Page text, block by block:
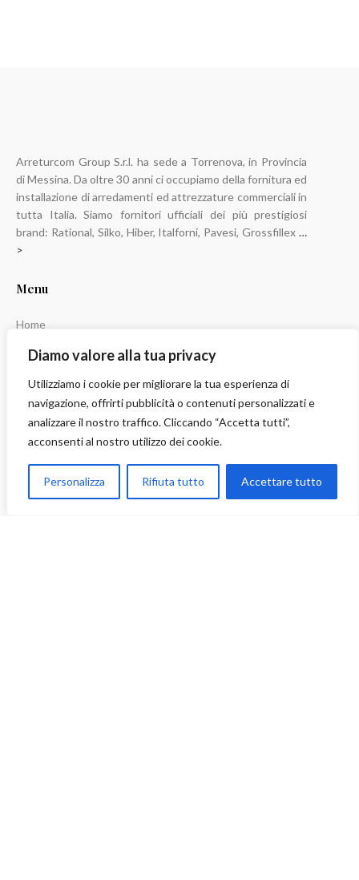
Diamo valore alla tua privacy
Utilizziamo i cookie per migliorare la tua esperienza di
navigazione, offrirti pubblicità o contenuti personalizzati e
analizzare il nostro traffico. Cliccando “Accetta tutti”,
acconsenti al nostro utilizzo dei cookie.
Personalizza Rifiuta tutto Accettare tutto
Arreturcom Group S.r.l. ha sede a Torrenova, in Provincia
di Messina. Da oltre 30 anni ci occupiamo della fornitura ed
installazione di arredamenti ed attrezzature commerciali in
tutta Italia. Siamo fornitori ufficiali dei più prestigiosi
brand: Rational, Silko, Hiber, Italforni, Pavesi, Grossfillex…
>
Menu
Home
Chi Siamo
News ed Eventi
NEWS
Servizi
Contatti